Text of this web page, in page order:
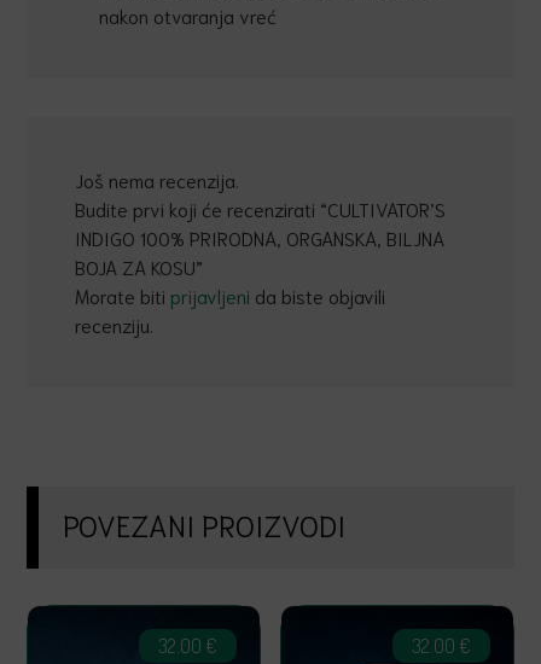
nakon otvaranja vreć
Još nema recenzija.
Budite prvi koji će recenzirati “CULTIVATOR’S
INDIGO 100% PRIRODNA, ORGANSKA, BILJNA
BOJA ZA KOSU”
Morate biti prijavljeni da biste objavili
recenziju.
POVEZANI PROIZVODI
32.00 € 32.00 €